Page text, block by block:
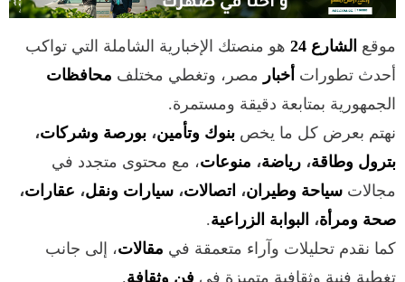
موقع الشارع 24
هو منصتك الإخبارية الشاملة التي تواكب
أحدث تطورات أخبار مصر، وتغطي مختلف محافظات
الجمهورية بمتابعة دقيقة ومستمرة.
نهتم بعرض كل ما يخص بنوك وتأمين، بورصة وشركات،
بترول وطاقة، رياضة، منوعات، مع محتوى متجدد في
مجالات سياحة وطيران، اتصالات، سيارات ونقل، عقارات،
صحة ومرأة، البوابة الزراعية.
كما نقدم تحليلات وآراء متعمقة في مقالات، إلى جانب
تغطية فنية وثقافية متميزة في فن وثقافة.